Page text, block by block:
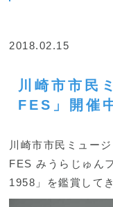
2018.02.15
川崎市市民
FES」開催
川崎市市民ミュー
FES みうらじゅん
1958」を鑑賞して